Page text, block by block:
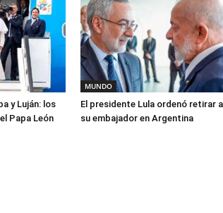
y Luján: los
Papa León
MUNDO
El presidente Lula ordenó retirar a
su embajador en Argentina